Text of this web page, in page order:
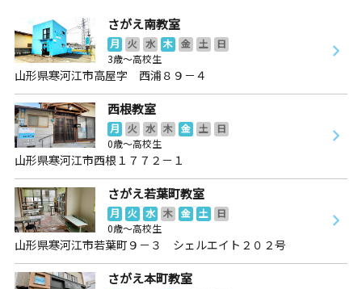
さがえ南教室
月 火 水 木 金 土
日
3歳～高校生
山形県寒河江市高屋字 西浦８９－４
西根教室
月 火 水 木 金 土
日
0歳～高校生
山形県寒河江市西根１７７２－１
さがえ若葉町教室
月 火 水 木 金 土
日
0歳～高校生
山形県寒河江市若葉町９－３ シェルエイト２０２号
さがえ本町教室